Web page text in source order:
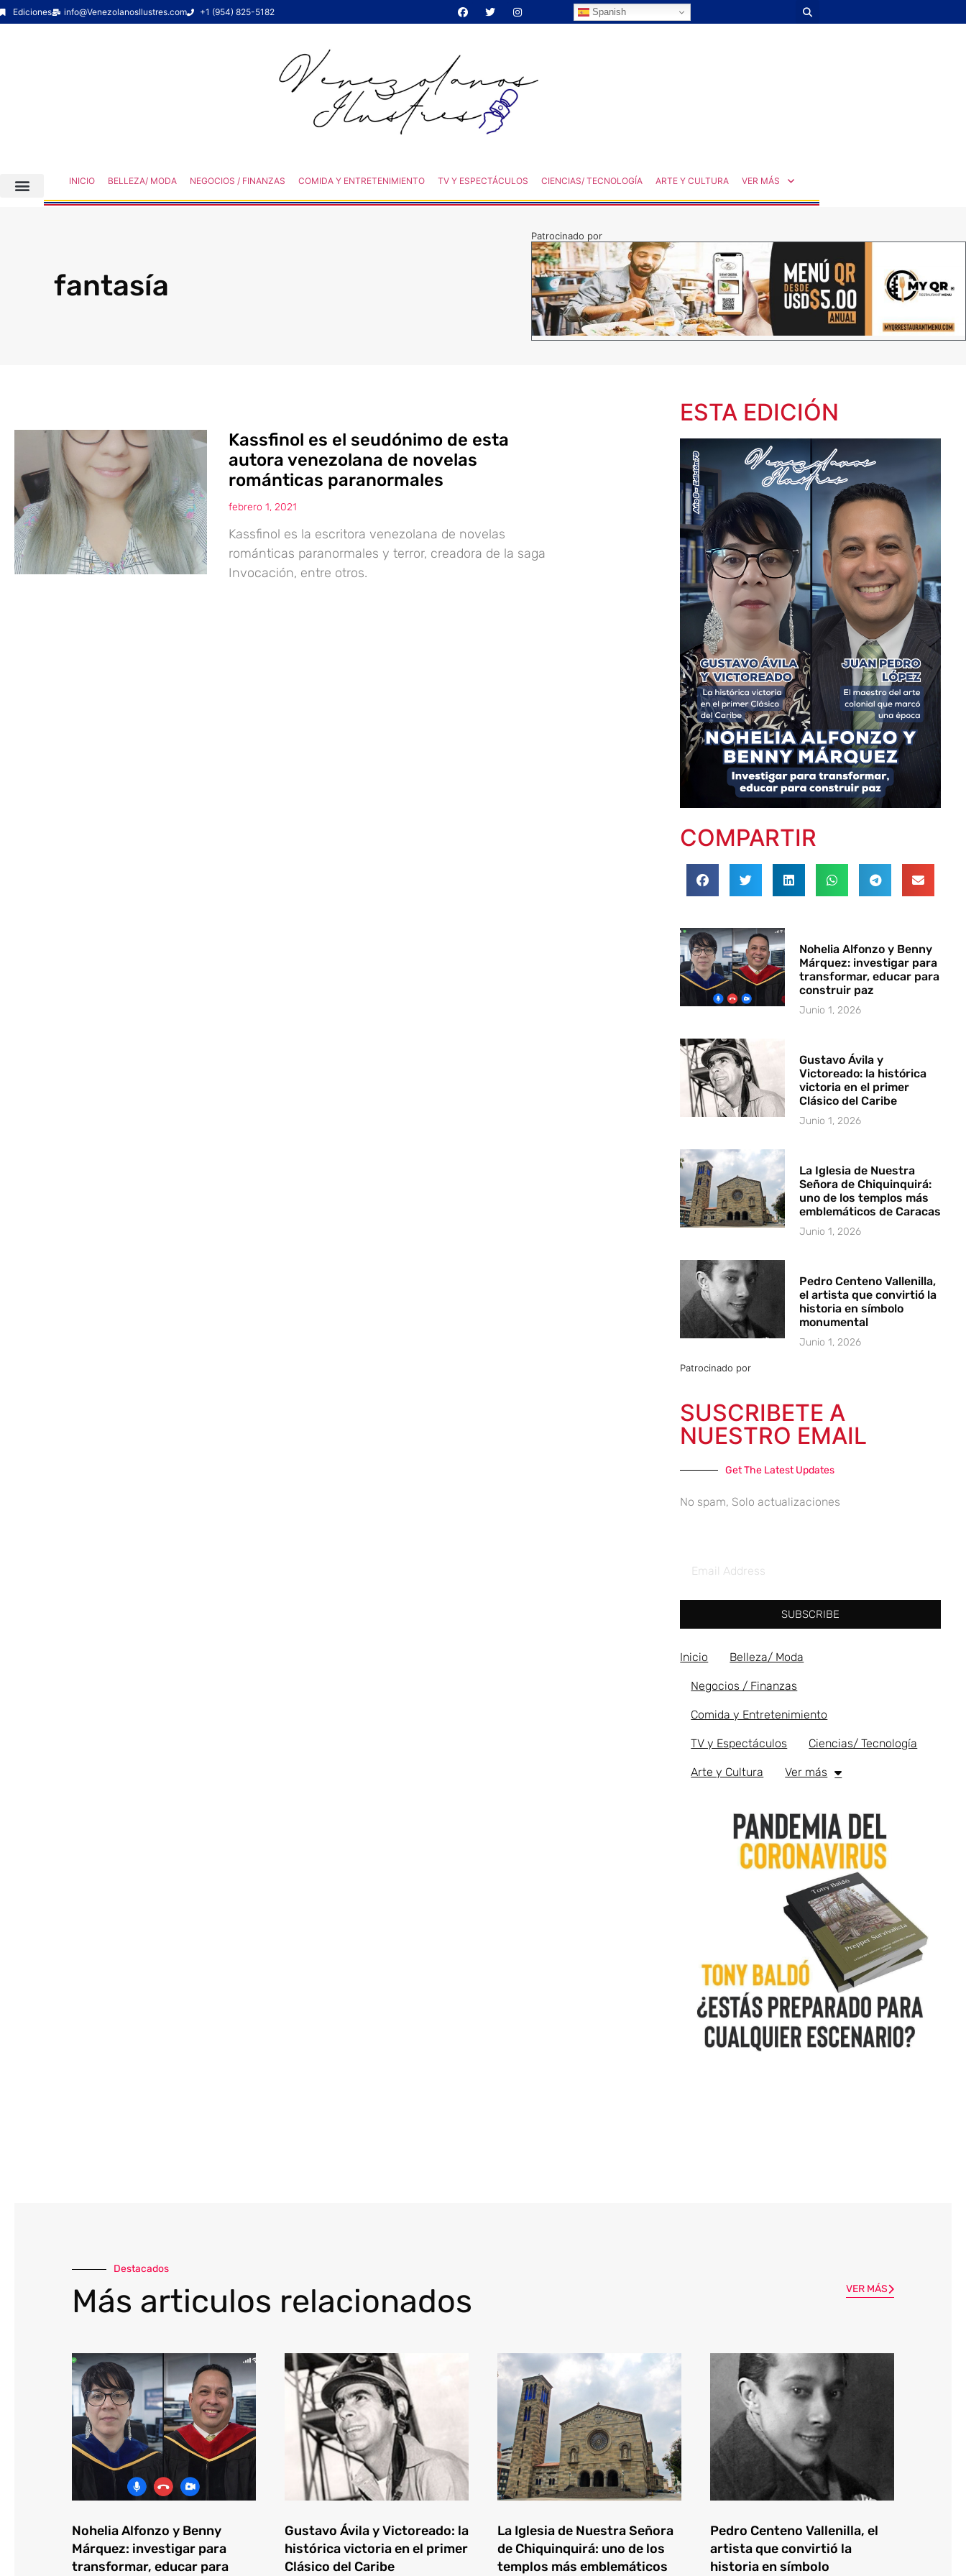
Ediciones info@VenezolanosIlustres.com +1 (954) 825-5182 Spanish
INICIO BELLEZA/ MODA NEGOCIOS / FINANZAS COMIDA Y ENTRETENIMIENTO TV Y ESPECTÁCULOS CIENCIAS/ TECNOLOGÍA ARTE Y CULTURA VER MÁS
fantasía
Patrocinado por
Kassfinol es el seudónimo de esta
autora venezolana de novelas
románticas paranormales
febrero 1, 2021
Kassfinol es la escritora venezolana de novelas
románticas paranormales y terror, creadora de la saga
Invocación, entre otros.
ESTA EDICIÓN
COMPARTIR
Nohelia Alfonzo y Benny
Márquez: investigar para
transformar, educar para
construir paz
Junio 1, 2026
Gustavo Ávila y
Victoreado: la histórica
victoria en el primer
Clásico del Caribe
Junio 1, 2026
La Iglesia de Nuestra
Señora de Chiquinquirá:
uno de los templos más
emblemáticos de Caracas
Junio 1, 2026
Pedro Centeno Vallenilla,
el artista que convirtió la
historia en símbolo
monumental
Junio 1, 2026
Patrocinado por
SUSCRIBETE A
NUESTRO EMAIL
Get The Latest Updates
No spam, Solo actualizaciones
SUBSCRIBE
Inicio Belleza/ Moda
Negocios / Finanzas
Comida y Entretenimiento
TV y Espectáculos Ciencias/ Tecnología
Arte y Cultura Ver más
Destacados
Más articulos relacionados VER MÁS
Nohelia Alfonzo y Benny
Márquez: investigar para
transformar, educar para
Gustavo Ávila y Victoreado: la
histórica victoria en el primer
Clásico del Caribe
La Iglesia de Nuestra Señora
de Chiquinquirá: uno de los
templos más emblemáticos
Pedro Centeno Vallenilla, el
artista que convirtió la
historia en símbolo